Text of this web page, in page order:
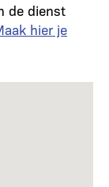
de dienst
hier je